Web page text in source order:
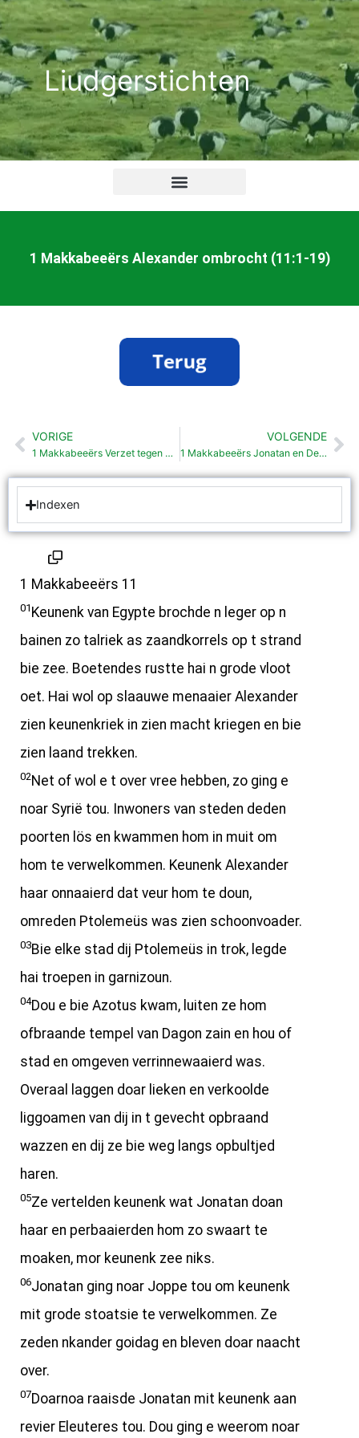
Ga
naar
de
inhoudLiudgerstichten
1 Makkabeeërs Alexander ombrocht (11:1-19)
Vorige
VORIGE
1 Makkabeeërs Verzet tegen Demetrius II (10:67-89)
VOLGENDE
1 Makkabeeërs Jonatan en Demetrius II (11:20-53)
Indexen
1 Makkabeeërs 11
01 Keunenk van Egypte brochde n leger op n
bainen zo talriek as zaandkorrels op t strand
bie zee. Boetendes rustte hai n grode vloot
oet. Hai wol op slaauwe menaaier Alexander
zien keunenkriek in zien macht kriegen en bie
zien laand trekken.
02Net of wol e t over vree hebben, zo ging e
noar Syrië tou. Inwoners van steden deden
poorten lös en kwammen hom in muit om
hom te verwelkommen. Keunenk Alexander
haar onnaaierd dat veur hom te doun,
omreden Ptolemeüs was zien schoonvoader.
03Bie elke stad dij Ptolemeüs in trok, legde
hai troepen in garnizoun.
04Dou e bie Azotus kwam, luiten ze hom
ofbraande tempel van Dagon zain en hou of
stad en omgeven verrinnewaaierd was.
Overaal laggen doar lieken en verkoolde
liggoamen van dij in t gevecht opbraand
wazzen en dij ze bie weg langs opbultjed
haren.
05Ze vertelden keunenk wat Jonatan doan
haar en perbaaierden hom zo swaart te
moaken, mor keunenk zee niks.
06Jonatan ging noar Joppe tou om keunenk
mit grode stoatsie te verwelkommen. Ze
zeden nkander goidag en bleven doar naacht
over.
07Doarnoa raaisde Jonatan mit keunenk aan
revier Eleuteres tou. Dou ging e weerom noar